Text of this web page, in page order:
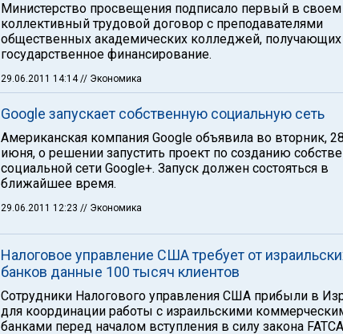
Министерство просвещения подписало первый в
коллективный трудовой договор с преподавателями
общественных академических колледжей, получающих
государственное финансирование.
29.06.2011 14:14// Экономика
Google запускает собственную социальную сеть
Американская компания Google объявила во вторник, 28
июня, о решении запустить проект по созданию
социальной сети Google+. Запуск должен состояться в
ближайшее время.
29.06.2011 12:23 // Экономика
Налоговое управление США требует от
банков данные 100 тысяч клиентов
Сотрудники Налогового управления США прибыли в
для координации работы с израильскими
банками перед началом вступления в силу закона